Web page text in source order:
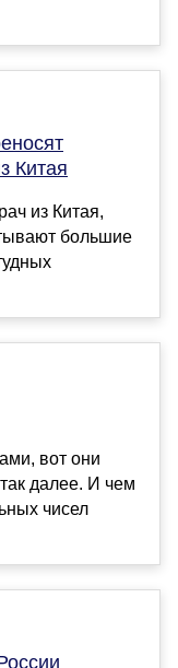
Китая
из Китая,
большие
вот они
далее. И чем
чисел